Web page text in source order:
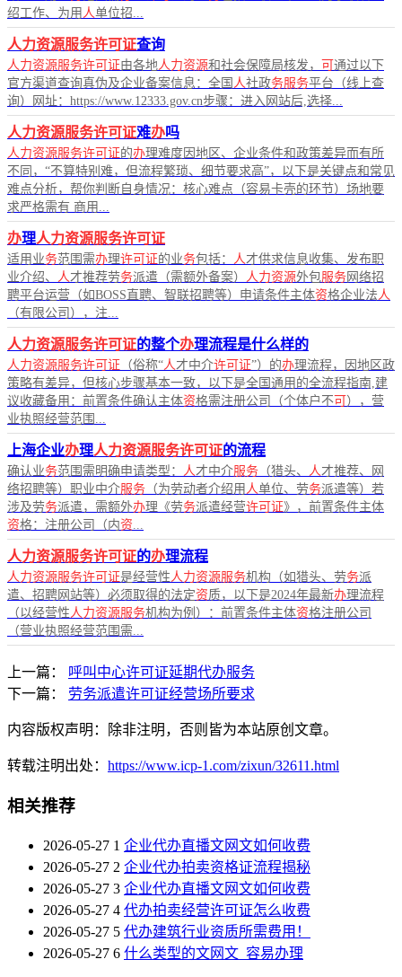
绍工作、为用 人单位招...
人力资源服务许可证查询
人力资源服务许可证由各地人力资源和社会保障局核发， 可 通过以下
官方渠道查询真伪及企业备案信息：全国 人社政务服务平台（线上查
询）网址：https://www.12333.gov.cn步骤：进入网站后,选择...
人力资源服务许可证难办吗
人力资源服务许可证的办理难度因地区、企业条件和政策差异而有所
不同，“不算特别难，但流程繁琐、细节要求高”，以下是关键点和常见
难点分析，帮你判断自身情况：核心难点（容易卡壳的环节）场地要
求严格需有 商用...
办理人力资源服务许可证
适用业务范围需办理许可证的业务包括： 人才供求信息收集、发布职
业介绍、 人才推荐劳务派遣（需额外备案） 人力资源外包服务网络招
聘平台运营（如BOSS直聘、智联招聘等）申请条件主体资格企业法人
（有限公司），注...
人力资源服务许可证的整个办理流程是什么样的
人力资源服务许可证 （俗称“人才中介许可证”）的办理流程，因地区政
策略有差异，但核心步骤基本一致，以下是全国通用的全流程指南,建
议收藏备用：前置条件确认主体资格需注册公司（个体户不可 ），营
业执照经营范围...
上海企业办理人力资源服务许可证的流程
确认业务范围需明确申请类型： 人才中介服务 （猎头、 人才推荐、网
络招聘等）职业中介服务 （为劳动者介绍用 人单位、劳务派遣等）若
涉及劳务派遣，需额外办理《劳务派遣经营许可证》，前置条件主体
资格：注册公司（内资...
人力资源服务许可证的办理流程
人力资源服务许可证是经营性人力资源服务机构（如猎头、劳务派
遣、招聘网站等）必须取得的法定资质，以下是2024年最新办理流程
（以经营性人力资源服务机构为例）：前置条件主体资格注册公司
（营业执照经营范围需...
上一篇：
呼叫中心许可证延期代办服务
下一篇：
劳务派遣许可证经营场所要求
内容版权声明：除非注明，否则皆为本站原创文章。
转载注明出处： https://www.icp-1.com/zixun/32611.html
相关推荐
2026-05-27 1 企业代办直播文网文如何收费
2026-05-27 2 企业代办拍卖资格证流程揭秘
2026-05-27 3 企业代办直播文网文如何收费
2026-05-27 4 代办拍卖经营许可证怎么收费
2026-05-27 5 代办建筑行业资质所需费用！
2026-05-27 6 什么类型的文网文_容易办理